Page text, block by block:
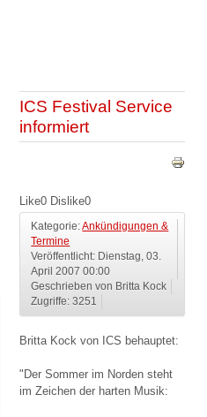
ICS Festival Service
informiert
Like0 Dislike0
Kategorie:Ankündigungen &
Termine
Veröffentlicht: Dienstag, 03.
April 2007 00:00
Geschrieben von Britta Kock
Zugriffe: 3251
Britta Kock von ICS behauptet:
"Der Sommer im Norden steht
im Zeichen der harten Musik: